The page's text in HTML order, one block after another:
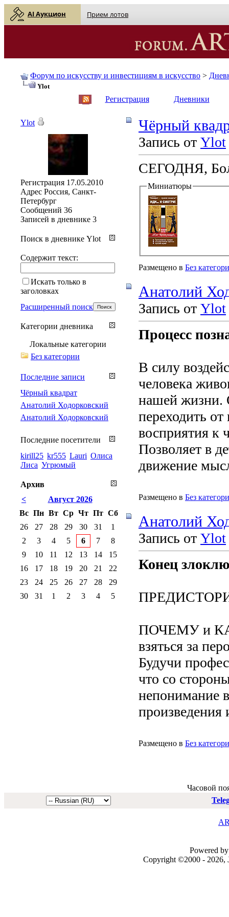
AI Аукцион Прием лотов
Форум по искусству и инвестициям в искусство >
Ylot
Регистрация Дневники
Чёрный
Запись от Ylot
СЕГОДНЯ,
Миниатюры
Размещено в Без
Анатолий
Запись от Ylot
Процесс
В силу
человека
нашей жизни.
переходить от
восприятия к
Позволяет в
движение
Размещено в Без
Анатолий
Запись от Ylot
Конец
ПОЧЕМУ и КАК
взяться за
Будучи
что со
непонимание
произведения
Размещено в Без
Ylot
Регистрация 17.05.2010
Адрес Россия, Санкт-
Петербург
Сообщений 36
Записей в дневнике 3
Поиск в дневнике Ylot
Содержит текст:
Искать только в
заголовках
Расширенный поиск
Категории дневника
Локальные категории
Без категории
Последние записи
Чёрный квадрат
Анатолий Ходорковский
Анатолий Ходорковский
Последние посетители
kirill25 kr555 Lauri Олиса
Лиса Угрюмый
Архив
<
Август 2026
Вс Пн Вт Ср Чт Пт Сб
26
27 28 29 30 31
1
2
3 4 5 6 7
8
9
10 11 12 13 14
15
16
17 18 19 20 21
22
23
24 25 26 27 28
29
30
31 1 2 3 4 5
Часовой
Powered
Copyright ©2000 - 2026,